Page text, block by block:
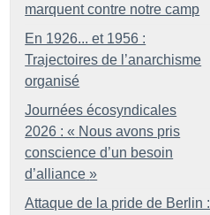
marquent contre notre camp
En 1926... et 1956 :
Trajectoires de l’anarchisme
organisé
Journées écosyndicales
2026 : « Nous avons pris
conscience d’un besoin
d’alliance »
Attaque de la pride de Berlin :